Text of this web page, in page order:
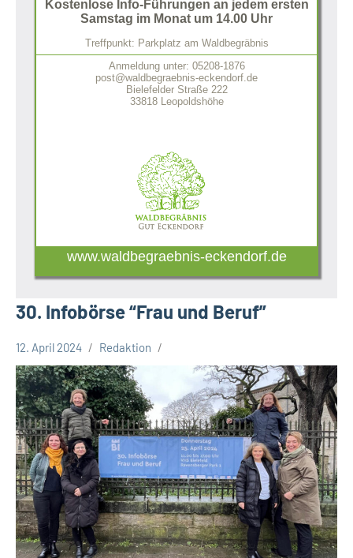
Kostenlose Info-Führungen an jedem ersten
Samstag im Monat um 14.00 Uhr
Treffpunkt: Parkplatz am Waldbegräbnis
Anmeldung unter: 05208-1876
post@waldbegraebnis-eckendorf.de
Bielefelder Straße 222
33818 Leopoldshöhe
www.waldbegraebnis-eckendorf.de
30. Infobörse “Frau und Beruf”
Bielefeld
Veranstaltungen
12. April 2024 Redaktion